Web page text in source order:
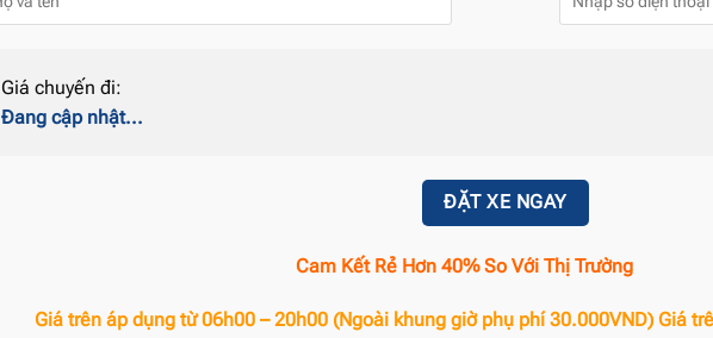
Giá chuyến đi:
Đang cập nhật...
ĐẶT XE NGAY
Cam Kết Rẻ Hơn 40% So Với Thị Trường
Giá trên áp dụng từ 06h00 – 20h00 (Ngoài khung giờ phụ phí 30.000VND) Giá